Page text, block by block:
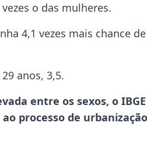
o das mulheres.
4,1 vezes mais chance
anos, 3,5.
entre os sexos, o IBGE
processo de